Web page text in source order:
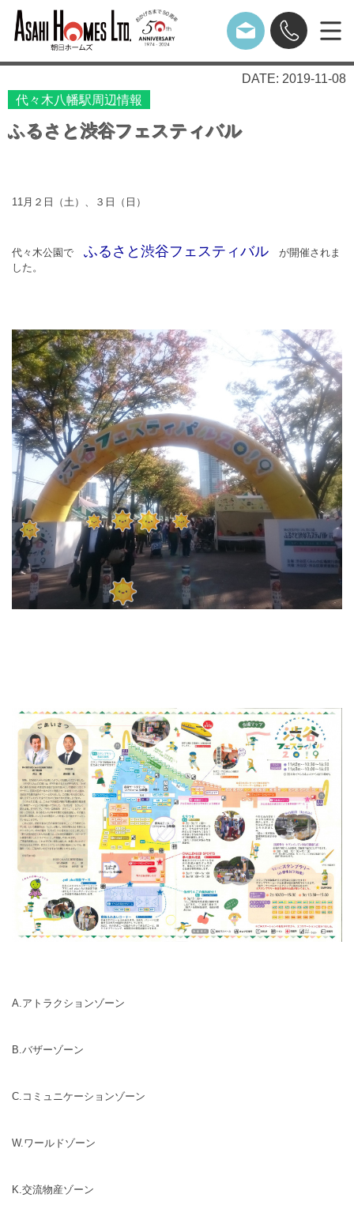
DATE: 2019-11-08
代々木八幡駅周辺情報
ふるさと渋谷フェスティバル
11月２日（土）、３日（日）
代々木公園で ふるさと渋谷フェスティバル が開催されま
した。
A.アトラクションゾーン
B.バザーゾーン
C.コミュニケーションゾーン
W.ワールドゾーン
K.交流物産ゾーン